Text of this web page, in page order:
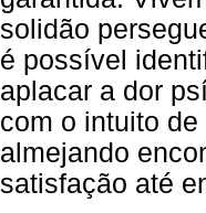
solidão
é possível
aplacar a dor
com o intuito
almejando
satisfação até